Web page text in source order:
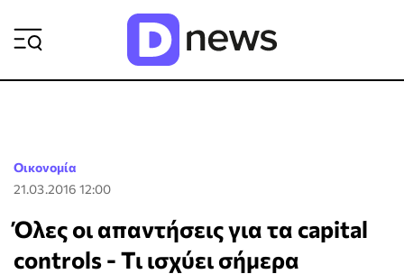
Οικονομία
21.03.2016 12:00
Όλες οι απαντήσεις για τα capital
controls - Τι ισχύει σήμερα